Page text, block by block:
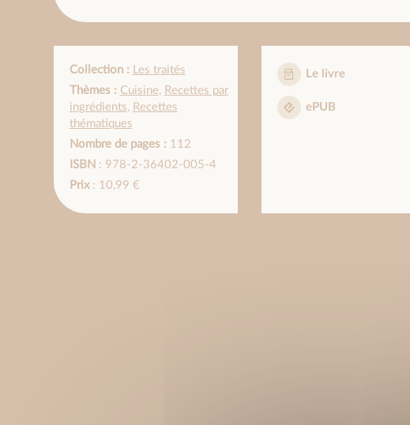
Collection :
Les traités
Thèmes : Cuisine, Recettes par
ingrédients, Recettes
thématiques
Nombre de pages :112
ISBN : 978-2-36402-005-4
Prix: 10,99 €
Le livre
ePUB